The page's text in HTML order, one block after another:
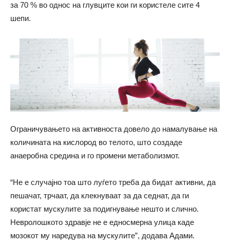
за 70 % во однос на глувците кои ги користеле сите 4
шепи.
Ограничувањето на активноста довело до намалување на
количината на кислород во телото, што создаде
анаеробна средина и го промени метаболизмот.
“Не е случајно тоа што луѓето треба да бидат активни, да
пешачат, трчаат, да клекнуваат за да седнат, да ги
користат мускулите за подигнување нешто и слично.
Невролошкото здравје не е едносмерна улица каде
мозокот му наредува на мускулите”, додава Адами.